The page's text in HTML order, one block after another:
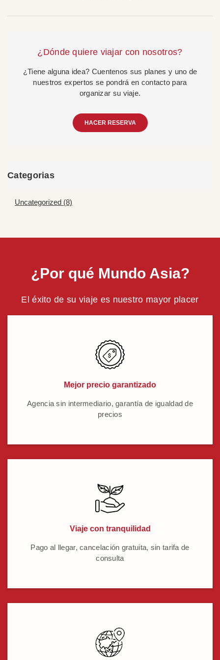
¿Dónde quiere viajar con nosotros?
¿Tiene alguna idea? Cuentenos sus planes y uno de
nuestros expertos se pondrá en contacto para
organizar su viaje.
HACER RESERVA
Categorias
Uncategorized (8)
¿Por qué Mundo Asia?
El éxito de su viaje es nuestro mayor placer
Mejor precio garantizado
Agencia sin intermediario, garantía de igualdad de
precios
Viaje con tranquilidad
Pago al llegar, cancelación gratuita, sin tarifa de
consulta